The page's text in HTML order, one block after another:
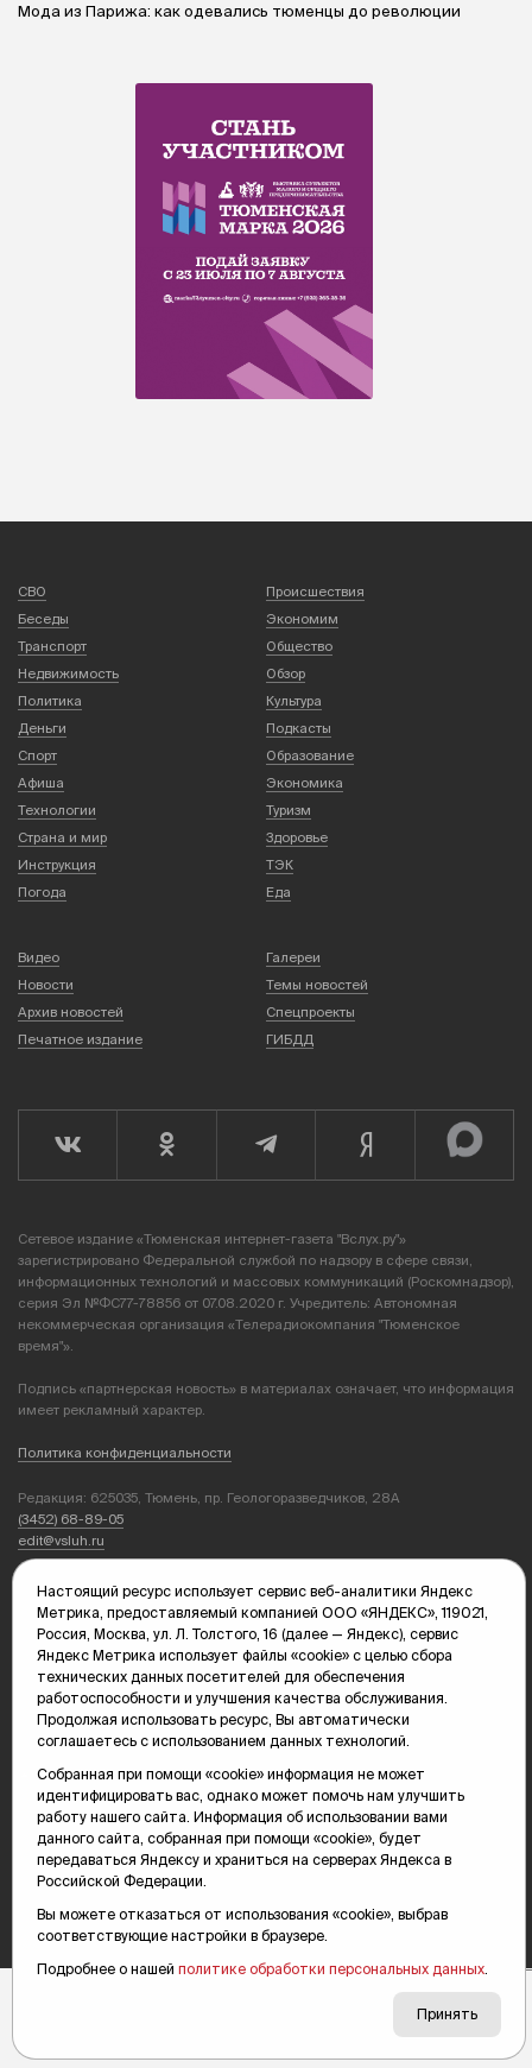
Мода из Парижа: как одевались тюменцы до революции
СВО
Происшествия
Беседы
Экономим
Транспорт
Общество
Недвижимость
Обзор
Политика
Культура
Деньги
Подкасты
Спорт
Образование
Афиша
Экономика
Технологии
Туризм
Страна и мир
Здоровье
Инструкция
ТЭК
Погода
Еда
Видео
Галереи
Новости
Темы новостей
Архив новостей
Спецпроекты
Печатное издание
ГИБДД
Сетевое издание «Тюменская интернет-газета "Вслух.ру"»
зарегистрировано Федеральной службой по надзору в сфере связи,
информационных технологий и массовых коммуникаций (Роскомнадзор),
серия Эл №ФС77-78856 от 07.08.2020 г. Учредитель: Автономная
некоммерческая организация «Телерадиокомпания "Тюменское
время"».
Подпись «партнерская новость» в материалах означает, что информация
имеет рекламный характер.
Политика конфиденциальности
Редакция: 625035, Тюмень, пр. Геологоразведчиков, 28А
(3452) 68-89-05
edit@vsluh.ru
Главный редактор: Панкина Т.Ю.
kika@vsluh.ru
По вопросам рекламы:
kotovaev@sibinformburo.ru
mim@vsluh.ru
© 2000-2026 Тюменская интернет-газета «Вслух.ру»
Карта сайта
Настоящий ресурс использует сервис веб-аналитики Яндекс
Метрика, предоставляемый компанией ООО «ЯНДЕКС», 119021,
Россия, Москва, ул. Л. Толстого, 16 (далее — Яндекс), сервис
Яндекс Метрика использует файлы «cookie» с целью сбора
технических данных посетителей для обеспечения
работоспособности и улучшения качества обслуживания.
Продолжая использовать ресурс, Вы автоматически
соглашаетесь с использованием данных технологий.
Собранная при помощи «cookie» информация не может
идентифицировать вас, однако может помочь нам улучшить
работу нашего сайта. Информация об использовании вами
данного сайта, собранная при помощи «cookie», будет
передаваться Яндексу и храниться на серверах Яндекса в
Российской Федерации.
Вы можете отказаться от использования «cookie», выбрав
соответствующие настройки в браузере.
Подробнее о нашей политике обработки персональных данных
Принять